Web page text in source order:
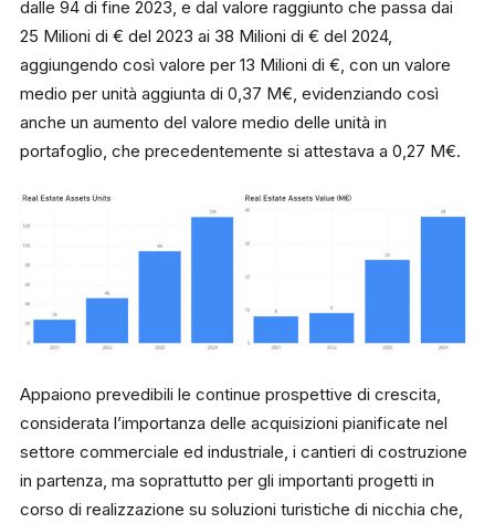
dalle 94 di fine 2023, e dal valore raggiunto che passa dai
25 Milioni di € del 2023 ai 38 Milioni di € del 2024,
aggiungendo così valore per 13 Milioni di €, con un valore
medio per unità aggiunta di 0,37 M€, evidenziando così
anche un aumento del valore medio delle unità in
portafoglio, che precedentemente si attestava a 0,27 M€.
Appaiono prevedibili le continue prospettive di crescita,
considerata l’importanza delle acquisizioni pianificate nel
settore commerciale ed industriale, i cantieri di costruzione
in partenza, ma soprattutto per gli importanti progetti in
corso di realizzazione su soluzioni turistiche di nicchia che,